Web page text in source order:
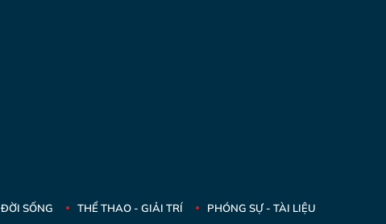
ĐỜI SỐNG THỂ THAO - GIẢI TRÍ PHÓNG SỰ - TÀI LIỆU